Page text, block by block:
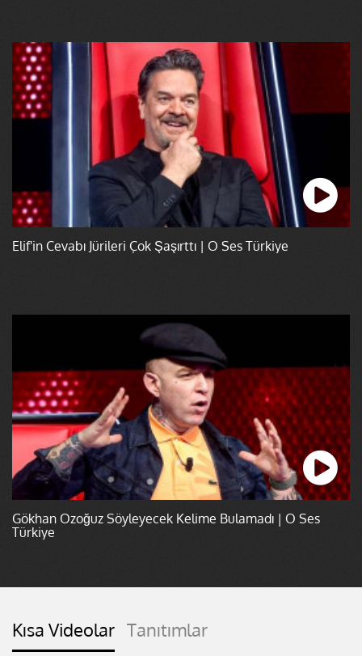
Elif'in Cevabı Jürileri Çok Şaşırttı | O Ses Türkiye
Gökhan Özoğuz Söyleyecek Kelime Bulamadı | O Ses
Türkiye
Kısa Videolar Tanıtımlar